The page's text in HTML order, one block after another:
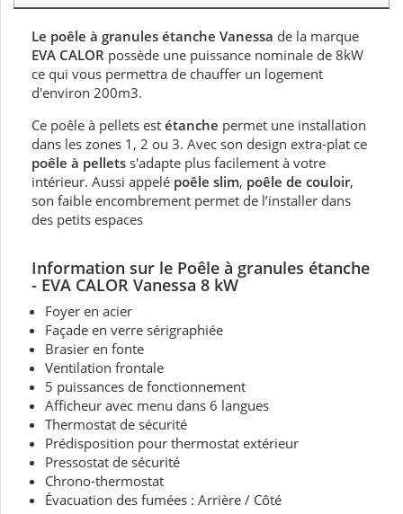
Le poêle à granules étanche Vanessa de la marque
EVA CALOR possède une puissance nominale de 8kW
ce qui vous permettra de chauffer un logement
d'environ 200m3.
Ce poêle à pellets est étanche permet une installation
dans les zones 1, 2 ou 3. Avec son design extra-plat ce
poêle à pellets s'adapte plus facilement à votre
intérieur. Aussi appelé poêle slim, poêle de couloir,
son faible encombrement permet de l’installer dans
des petits espaces
Information sur le Poêle à granules étanche
- EVA CALOR Vanessa 8 kW
Foyer en acier
Façade en verre sérigraphiée
Brasier en fonte
Ventilation frontale
5 puissances de fonctionnement
Afficheur avec menu dans 6 langues
Thermostat de sécurité
Prédisposition pour thermostat extérieur
Pressostat de sécurité
Chrono-thermostat
Évacuation des fumées : Arrière / Côté